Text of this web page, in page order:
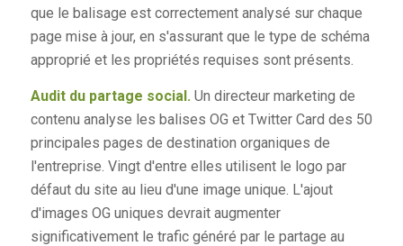
que le balisage est correctement analysé sur chaque
page mise à jour, en s'assurant que le type de schéma
approprié et les propriétés requises sont présents.
Audit du partage social.Un directeur marketing de
contenu analyse les balises OG et Twitter Card des 50
principales pages de destination organiques de
l'entreprise. Vingt d'entre elles utilisent le logo par
défaut du site au lieu d'une image unique. L'ajout
d'images OG uniques devrait augmenter
significativement le trafic généré par le partage au